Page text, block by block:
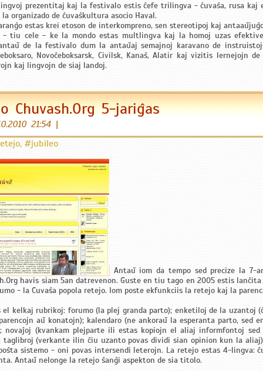
prezentitaj kaj la festivalo estis ĉefe trilingva - ĉuvaŝa, rusa kaj
organizado de ĉuvaŝkultura asocio Ĥaval.
estas krei etoson de interkompreno, sen stereotipoj kaj
- tiu cele - ke la mondo estas multlingva kaj la homoj uzas
de la festivalo dum la antaŭaj semajnoj karavano de
Novoĉeboksarsk, Civilsk, Kanaŝ, Alatir kaj vizitis lernejojn de
kaj lingvojn de siaj landoj.
Chuvash.Org 5-jariĝas
21:54 |
, #jubileo
Antaŭ iom da tempo sed precize la 7-
havis siam 5an datrevenon. Ĝuste en tiu tago en 2005 estis
- la Ĉuvaŝa popola retejo. Iom poste ekfunkciis la retejo kaj la
el kelkaj rubrikoj: forumo (la plej granda parto); enketiloj de la uzantoj
aŭ konatojn); kalendaro (ne ankoraŭ la esperanta parto, sed
novaĵoj (kvankam plejparte ili estas kopiojn el aliaj informfontoj
(verkante ilin ĉiu uzanto povas dividi sian opinion kun la
sistemo - oni povas intersendi leterojn. La retejo estas 4-lingva:
Antaŭ nelonge la retejo ŝanĝi aspekton de sia titolo.